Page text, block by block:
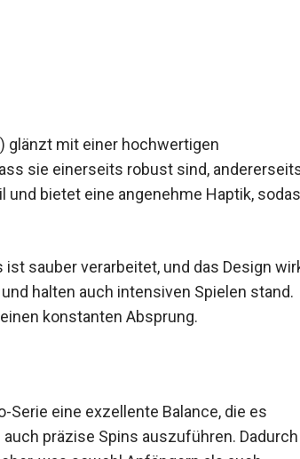
) glänzt mit einer hochwertigen
sie einerseits robust sind,
ist stabil und bietet eine angenehme
sauber verarbeitet, und das Design
und halten auch intensiven Spielen
einen konstanten Absprung.
Serie eine exzellente Balance, die es
präzise Spins auszuführen. Dadurch